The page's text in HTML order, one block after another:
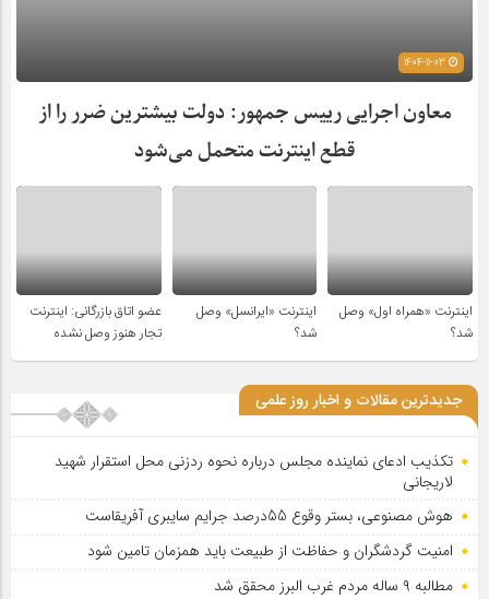
معاون اجرایی رییس جمهور: دولت بیشترین ضرر را از
قطع اینترنت متحمل می‌شود
اینترنت «همراه اول» وصل
شد؟
اینترنت «ایرانسل» وصل
شد؟
عضو اتاق بازرگانی: اینترنت
تجار هنوز وصل نشده
جدیدترین مقالات و اخبار روز علمی
تکذیب ادعای نماینده مجلس درباره نحوه ردزنی محل استقرار شهید
لاریجانی
هوش مصنوعی، بستر وقوع 55درصد جرایم سایبری آفریقاست
امنیت گردشگران و حفاظت از طبیعت باید همزمان تامین شود
مطالبه ۹ ساله مردم غرب البرز محقق شد